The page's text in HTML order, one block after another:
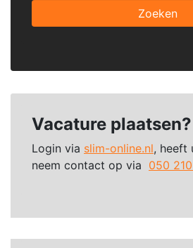
Zoeken
Vacature plaatsen?
Login via slim-online.nl, heeft
neem contact op via 050